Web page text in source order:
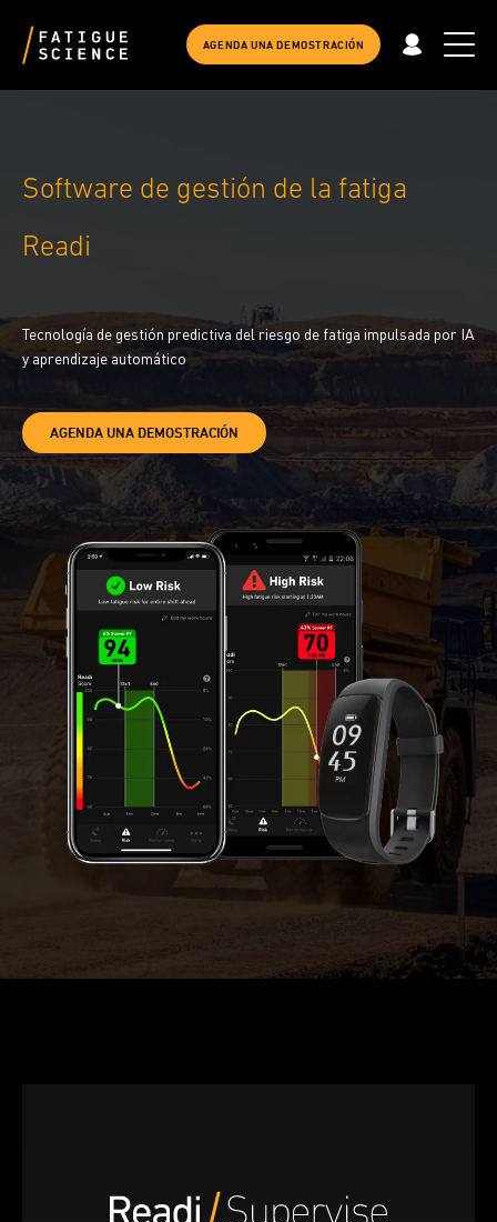
AGENDA UNA DEMOSTRACIÓN
Software de gestión de la fatiga
Readi
Tecnología de gestión predictiva del riesgo de fatiga impulsada por IA
y aprendizaje automático
AGENDA UNA DEMOSTRACIÓN